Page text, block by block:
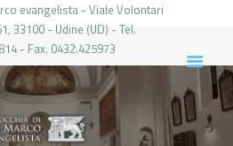
evangelista - Viale Volontari
33100 - Udine (UD) - Tel.
- Fax. 0432.425973
SAN MARCO UDINE